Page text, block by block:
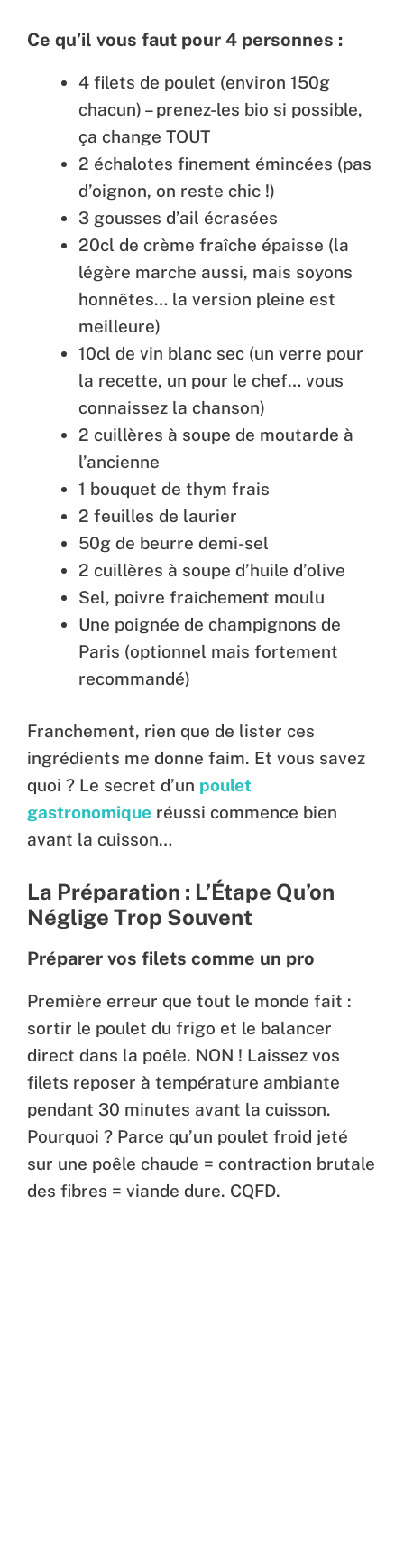
Ce qu’il vous faut pour 4 personnes :
4 filets de poulet (environ 150g
chacun) – prenez-les bio si possible,
ça change TOUT
2 échalotes finement émincées (pas
d’oignon, on reste chic !)
3 gousses d’ail écrasées
20cl de crème fraîche épaisse (la
légère marche aussi, mais soyons
honnêtes… la version pleine est
meilleure)
10cl de vin blanc sec (un verre pour
la recette, un pour le chef… vous
connaissez la chanson)
2 cuillères à soupe de moutarde à
l’ancienne
1 bouquet de thym frais
2 feuilles de laurier
50g de beurre demi-sel
2 cuillères à soupe d’huile d’olive
Sel, poivre fraîchement moulu
Une poignée de champignons de
Paris (optionnel mais fortement
recommandé)
Franchement, rien que de lister ces
ingrédients me donne faim. Et vous savez
quoi ? Le secret d’un poulet
gastronomique réussi commence bien
avant la cuisson…
La Préparation : L’Étape Qu’on
Néglige Trop Souvent
Préparer vos filets comme un pro
Première erreur que tout le monde fait :
sortir le poulet du frigo et le balancer
direct dans la poêle. NON ! Laissez vos
filets reposer à température ambiante
pendant 30 minutes avant la cuisson.
Pourquoi ? Parce qu’un poulet froid jeté
sur une poêle chaude = contraction brutale
des fibres = viande dure. CQFD.